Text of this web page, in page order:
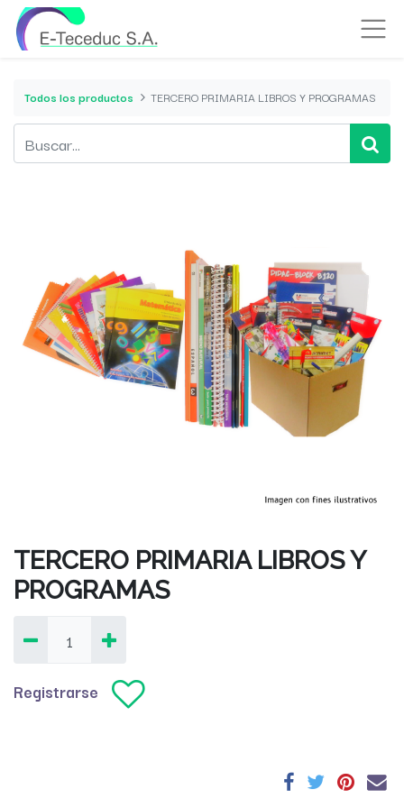
Todos los productos TERCERO PRIMARIA LIBROS Y PROGRAMAS
TERCERO PRIMARIA LIBROS Y
PROGRAMAS
Registrarse